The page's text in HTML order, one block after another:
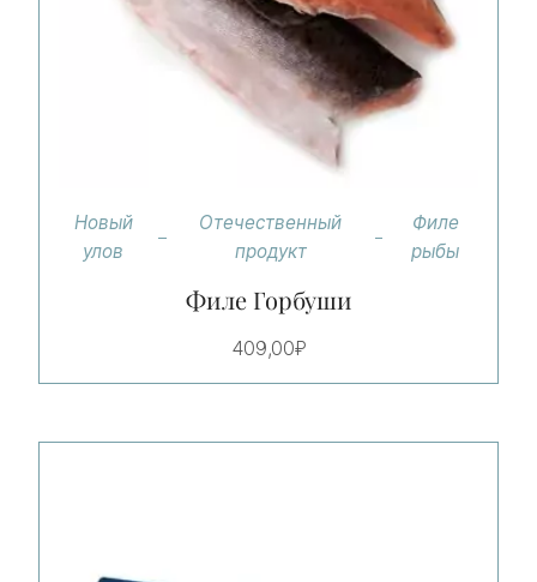
Новый
улов
Отечественный
продукт
Филе
рыбы
Филе Горбуши
409,00₽